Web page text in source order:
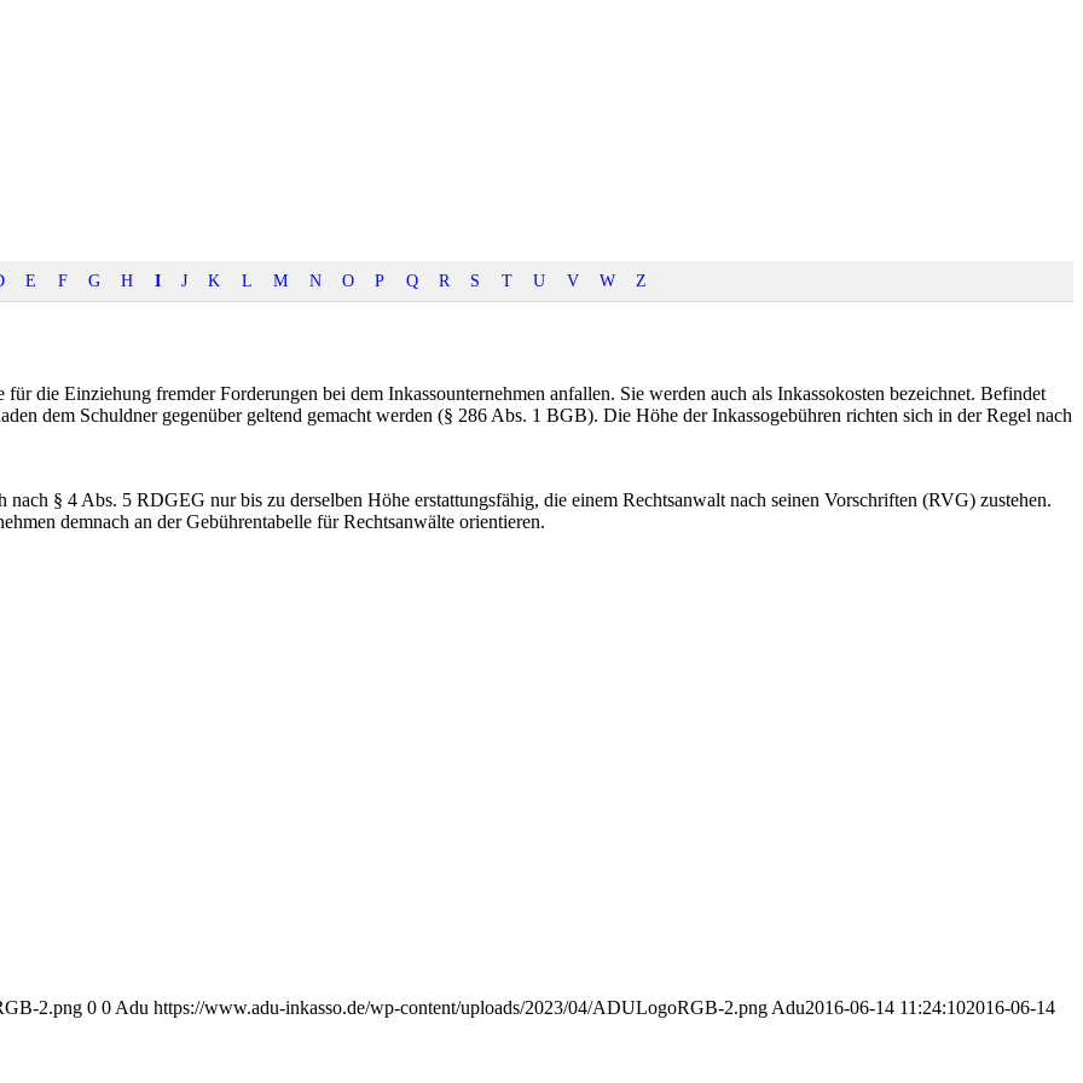
E F G H I J K L M N O P Q R S T U V W Z
die Einziehung fremder Forderungen bei dem Inkassounternehmen anfallen. Sie werden auch als Inkassokosten bezeichnet. Befindet
dem Schuldner gegenüber geltend gemacht werden (§ 286 Abs. 1 BGB). Die Höhe der Inkassogebühren richten sich in der Regel nach
§ 4 Abs. 5 RDGEG nur bis zu derselben Höhe erstattungsfähig, die einem Rechtsanwalt nach seinen Vorschriften (RVG) zustehen.
demnach an der Gebührentabelle für Rechtsanwälte orientieren.
2.png 0 0 Adu https://www.adu-inkasso.de/wp-content/uploads/2023/04/ADULogoRGB-2.png Adu2016-06-14 11:24:102016-06-14